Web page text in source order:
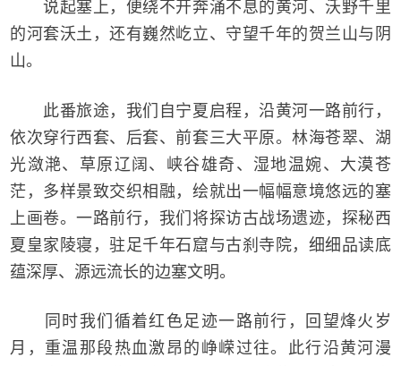
说起塞上，便绕不开奔涌不息的黄河、沃野千里
的河套沃土，还有巍然屹立、守望千年的贺兰山与阴
山。
此番旅途，我们自宁夏启程，沿黄河一路前行，
依次穿行西套、后套、前套三大平原。林海苍翠、湖
光潋滟、草原辽阔、峡谷雄奇、湿地温婉、大漠苍
茫，多样景致交织相融，绘就出一幅幅意境悠远的塞
上画卷。一路前行，我们将探访古战场遗迹，探秘西
夏皇家陵寝，驻足千年石窟与古刹寺院，细细品读底
蕴深厚、源远流长的边塞文明。
同时我们循着红色足迹一路前行，回望烽火岁
月，重温那段热血激昂的峥嵘过往。此行沿黄河漫